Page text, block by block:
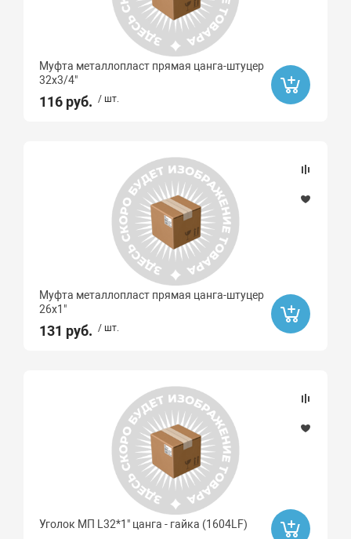
Муфта металлопласт прямая цанга-штуцер
32х3/4"
116 руб. / шт.
Муфта металлопласт прямая цанга-штуцер
26х1"
131 руб. / шт.
Уголок МП L32*1" цанга - гайка (1604LF)